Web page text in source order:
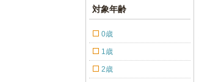
対象年齢
0歳
1歳
2歳